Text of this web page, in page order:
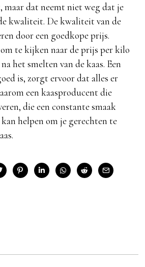
maar dat neemt niet weg dat je
kwaliteit. De kwaliteit van de
door een goedkope prijs.
te kijken naar de prijs per kilo
het smelten van de kaas. Een
is, zorgt ervoor dat alles er
een kaasproducent die
die een constante smaak
helpen om je gerechten te